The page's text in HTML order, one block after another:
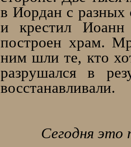
в Иордан с разных
и крестил
построен храм.
ним шли те, кто
разрушался в
восстанавливали.
Сегодня это